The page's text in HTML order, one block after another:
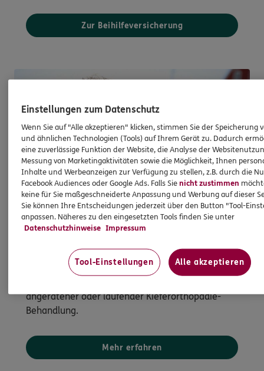
Zur Beihilfeversicherung
Kieferorthopädie Sofortschutz für Kinder
Für die Zahngesundheit Ihrer Kinder und nur bei
angeratener oder laufender Kieferorthopädie-
Behandlung.
Mehr erfahren
Einstellungen zum Datenschutz
Wenn Sie auf "Alle akzeptieren" klicken, stimmen Sie der Speicherung
und ähnlichen Technologien (Tools) auf Ihrem Gerät zu. Dadurch
eine zuverlässige Funktion der Website, die Analyse der
Messung von Marketingaktivitäten sowie die Möglichkeit, Ihnen
Inhalte und Werbeanzeigen zur Verfügung zu stellen, z.B. durch die
Facebook Audiences oder Google Ads. Falls Sienicht zustimmen
keine für Sie maßgeschneiderte Anpassung und Werbung auf dieser
Sie können Ihre Entscheidungen jederzeit über den Button "Tool-
anpassen. Näheres zu den eingesetzten Tools finden Sie unter
Datenschutzhinweise Impressum
Tool-Einstellungen Alle akzeptieren